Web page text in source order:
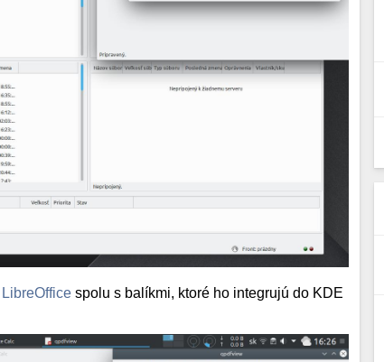
LibreOffice spolu s balíkmi, ktoré ho integrujú do KDE